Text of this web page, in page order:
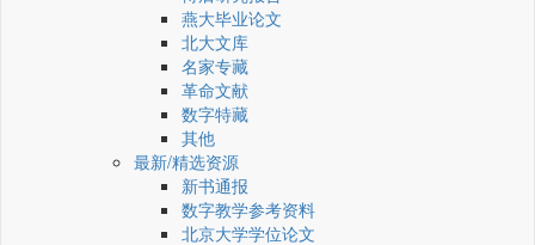
燕大毕业论文
北大文库
名家专藏
革命文献
数字特藏
其他
最新/精选资源
新书通报
数字教学参考资料
北京大学学位论文